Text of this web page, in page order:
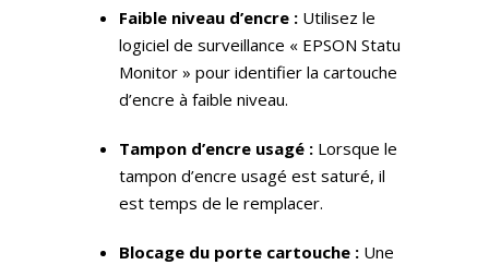
Faible niveau d’encre : Utilisez le
logiciel de surveillance « EPSON Statu
Monitor » pour identifier la cartouche
d’encre à faible niveau.
Tampon d’encre usagé : Lorsque le
tampon d’encre usagé est saturé, il
est temps de le remplacer.
Blocage du porte cartouche : Une